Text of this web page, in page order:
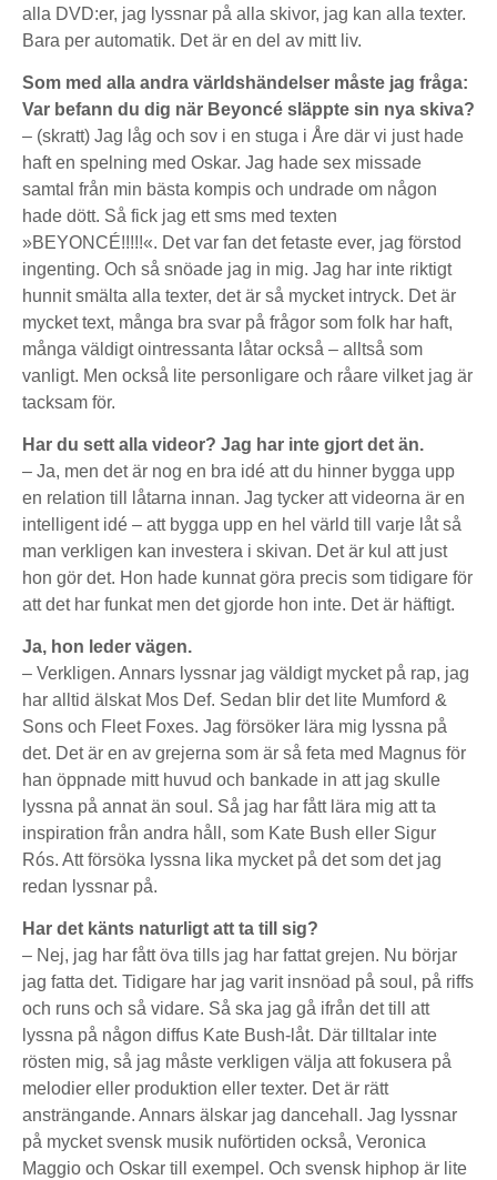
alla DVD:er, jag lyssnar på alla skivor, jag kan alla texter.
Bara per automatik. Det är en del av mitt liv.
Som med alla andra världshändelser måste jag fråga:
Var befann du dig när Beyoncé släppte sin nya skiva?
– (skratt) Jag låg och sov i en stuga i Åre där vi just hade
haft en spelning med Oskar. Jag hade sex missade
samtal från min bästa kompis och undrade om någon
hade dött. Så fick jag ett sms med texten
»BEYONCÉ!!!!!«. Det var fan det fetaste ever, jag förstod
ingenting. Och så snöade jag in mig. Jag har inte riktigt
hunnit smälta alla texter, det är så mycket intryck. Det är
mycket text, många bra svar på frågor som folk har haft,
många väldigt ointressanta låtar också – alltså som
vanligt. Men också lite personligare och råare vilket jag är
tacksam för.
Har du sett alla videor? Jag har inte gjort det än.
– Ja, men det är nog en bra idé att du hinner bygga upp
en relation till låtarna innan. Jag tycker att videorna är en
intelligent idé – att bygga upp en hel värld till varje låt så
man verkligen kan investera i skivan. Det är kul att just
hon gör det. Hon hade kunnat göra precis som tidigare för
att det har funkat men det gjorde hon inte. Det är häftigt.
Ja, hon leder vägen.
– Verkligen. Annars lyssnar jag väldigt mycket på rap, jag
har alltid älskat Mos Def. Sedan blir det lite Mumford &
Sons och Fleet Foxes. Jag försöker lära mig lyssna på
det. Det är en av grejerna som är så feta med Magnus för
han öppnade mitt huvud och bankade in att jag skulle
lyssna på annat än soul. Så jag har fått lära mig att ta
inspiration från andra håll, som Kate Bush eller Sigur
Rós. Att försöka lyssna lika mycket på det som det jag
redan lyssnar på.
Har det känts naturligt att ta till sig?
– Nej, jag har fått öva tills jag har fattat grejen. Nu börjar
jag fatta det. Tidigare har jag varit insnöad på soul, på riffs
och runs och så vidare. Så ska jag gå ifrån det till att
lyssna på någon diffus Kate Bush-låt. Där tilltalar inte
rösten mig, så jag måste verkligen välja att fokusera på
melodier eller produktion eller texter. Det är rätt
ansträngande. Annars älskar jag dancehall. Jag lyssnar
på mycket svensk musik nuförtiden också, Veronica
Maggio och Oskar till exempel. Och svensk hiphop är lite